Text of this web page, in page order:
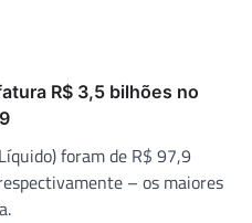
R$ 3,5 bilhões no
foram de R$ 97,9
– os maiores